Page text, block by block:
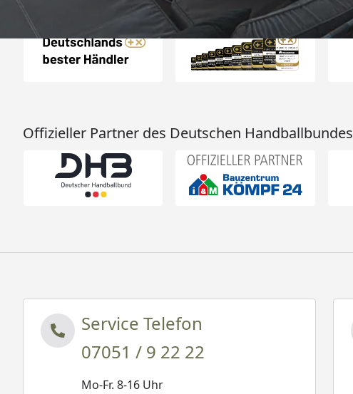
Auszeichnungen
Offizieller Partner des Deutschen Handballbundes
Service Telefon
07051 / 9 22 22
Mo-Fr. 8-16 Uhr